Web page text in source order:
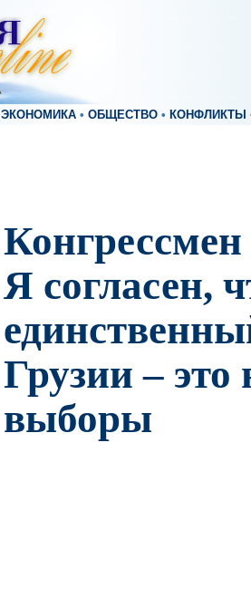
ЭКОНОМИКА • ОБЩЕСТВО • КОНФЛИКТЫ
Я согласен,
Грузии – это
выборы